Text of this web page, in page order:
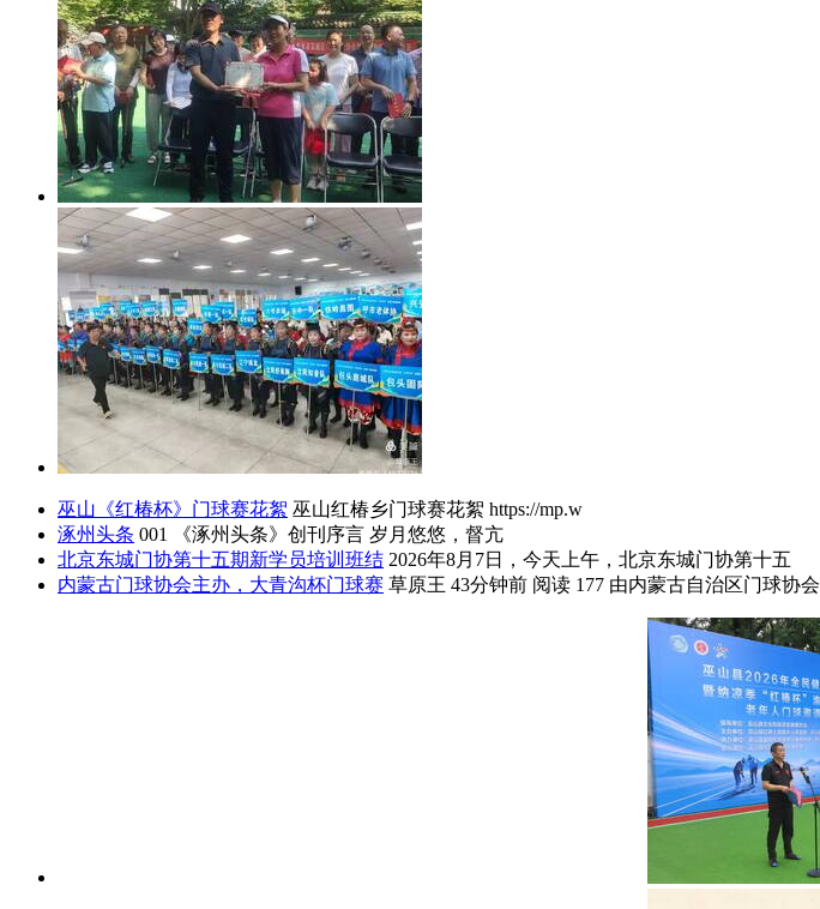
巫山《红椿杯》门球赛花絮 巫山红椿乡门球赛花絮 https://mp.w
涿州头条 001 《涿州头条》创刊序言 岁月悠悠，督亢
北京东城门协第十五期新学员培训班结 2026年8月7日，今天上午，北京东城门协第十五
内蒙古门球协会主办，大青沟杯门球赛 草原王 43分钟前 阅读 177 由内蒙古自治区门球协会